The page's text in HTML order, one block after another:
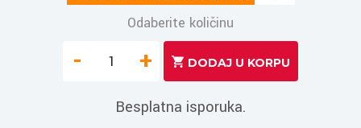
Odaberite količinu
- +
Besplatna isporuka.